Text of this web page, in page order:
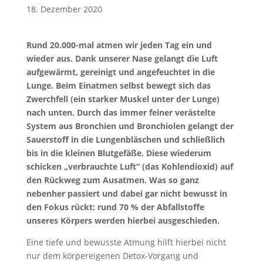
18. Dezember 2020
Rund 20.000-mal atmen wir jeden Tag ein und
wieder aus. Dank unserer Nase gelangt die Luft
aufgewärmt, gereinigt und angefeuchtet in die
Lunge. Beim Einatmen selbst bewegt sich das
Zwerchfell (ein starker Muskel unter der Lunge)
nach unten. Durch das immer feiner verästelte
System aus Bronchien und Bronchiolen gelangt der
Sauerstoff in die Lungenbläschen und schließlich
bis in die kleinen Blutgefäße. Diese wiederum
schicken „verbrauchte Luft“ (das Kohlendioxid) auf
den Rückweg zum Ausatmen. Was so ganz
nebenher passiert und dabei gar nicht bewusst in
den Fokus rückt: rund 70 % der Abfallstoffe
unseres Körpers werden hierbei ausgeschieden.
Eine tiefe und bewusste Atmung hilft hierbei nicht
nur dem körpereigenen Detox-Vorgang und